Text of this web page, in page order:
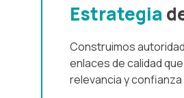
Estrategia
Construimos
enlaces de calidad
relevancia y